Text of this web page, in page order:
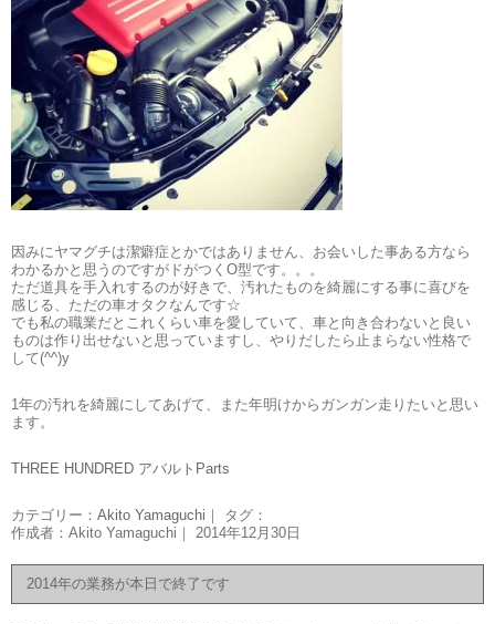
因みにヤマグチは潔癖症とかではありません、お会いした事ある方なら
わかるかと思うのですがドがつくO型です。。。
ただ道具を手入れするのが好きで、汚れたものを綺麗にする事に喜びを
感じる、ただの車オタクなんです☆
でも私の職業だとこれくらい車を愛していて、車と向き合わないと良い
ものは作り出せないと思っていますし、やりだしたら止まらない性格で
して(^^)y
1年の汚れを綺麗にしてあげて、また年明けからガンガン走りたいと思い
ます。
THREE HUNDRED アバルトParts
カテゴリー： Akito Yamaguchi ｜ タグ：
作成者：Akito Yamaguchi｜ 2014年12月30日
2014年の業務が本日で終了です